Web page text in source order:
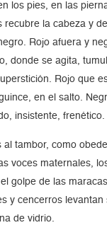
los pies, en las
recubre la cabeza y
Rojo afuera y
donde se agita,
Rojo que
en el salto.
insistente, frenético.
al tambor, como
voces maternales,
golpe de las
y cencerros levantan
de vidrio.